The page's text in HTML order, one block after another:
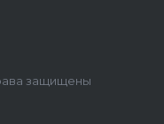
защищены